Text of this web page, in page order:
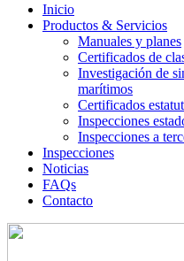
Inicio
Productos & Servicios
Manuales y planes
Certificados de
Investigación de
marítimos
Certificados
Inspecciones
Inspecciones a
Inspecciones
Noticias
FAQs
Contacto